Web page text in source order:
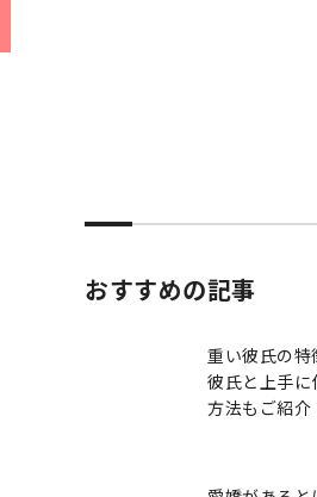
おすすめの記事
重い彼氏の特
彼氏と上手に
方法もご紹介